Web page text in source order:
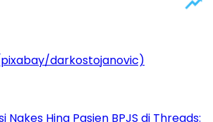
Nakes Hina Pasien BPJS di Threads: